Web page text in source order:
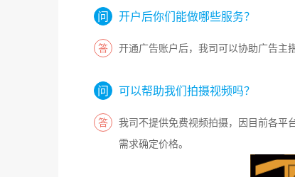
开户后你们能做哪些服务？
开通广告账户后，我司可以协助广告主
可以帮助我们拍摄视频吗？
我司不提供免费视频拍摄，因目前各
需求确定价格。